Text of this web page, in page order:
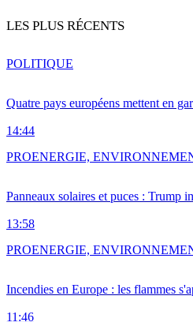
LES PLUS RÉCENTS
Quatre pays européens mettent en
14:44
POLITIQUE
Panneaux solaires et puces : Trump
13:58
PROENERGIE,
Incendies en Europe : les flammes
11:46
PROENERGIE,